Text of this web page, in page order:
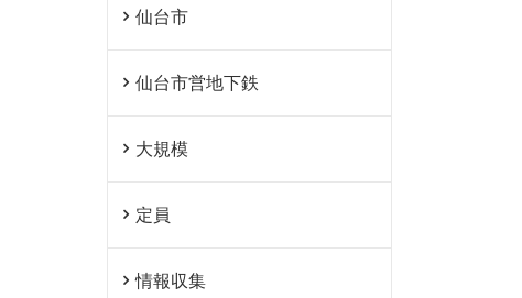
仙台市
仙台市営地下鉄
大規模
定員
情報収集